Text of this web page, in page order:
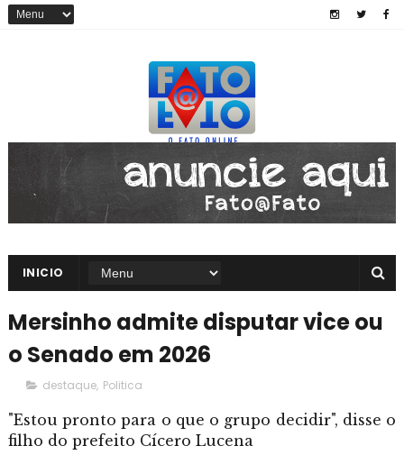
INICIO
Mersinho admite disputar vice ou
o Senado em 2026
destaque, Politica
"Estou pronto para o que o grupo decidir", disse o
filho do prefeito Cícero Lucena